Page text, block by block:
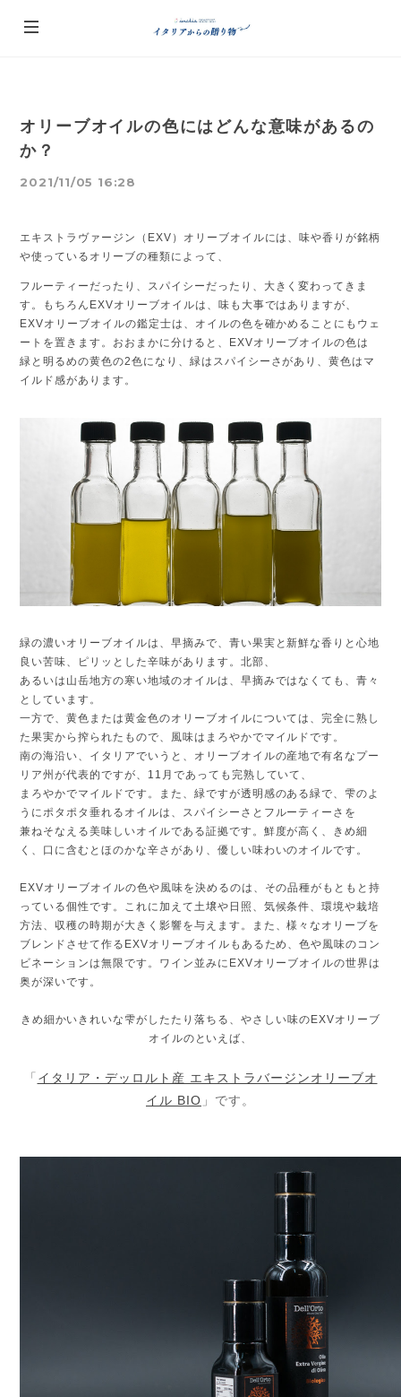
オリーブオイルの色にはどんな意味があるの
か？
2021/11/05 16:28
エキストラヴァージン（EXV）オリーブオイルには、味や香りが銘柄
や使っているオリーブの種類によって、
フルーティーだったり、スパイシーだったり、大きく変わってきま
す。もちろんEXVオリーブオイルは、味も大事ではありますが、
EXVオリーブオイルの鑑定士は、オイルの色を確かめることにもウェ
ートを置きます。おおまかに分けると、EXVオリーブオイルの色は
緑と明るめの黄色の2色になり、緑はスパイシーさがあり、黄色はマ
イルド感があります。
緑の濃いオリーブオイルは、早摘みで、青い果実と新鮮な香りと心地
良い苦味、ピリッとした辛味があります。北部、
あるいは山岳地方の寒い地域のオイルは、早摘みではなくても、青々
としています。
一方で、黄色または黄金色のオリーブオイルについては、完全に熟し
た果実から搾られたもので、風味はまろやかでマイルドです。
南の海沿い、イタリアでいうと、オリーブオイルの産地で有名なプー
リア州が代表的ですが、11月であっても完熟していて、
まろやかでマイルドです。また、緑ですが透明感のある緑で、雫のよ
うにポタポタ垂れるオイルは、スパイシーさとフルーティーさを
兼ねそなえる美味しいオイルである証拠です。鮮度が高く、きめ細
く、口に含むとほのかな辛さがあり、優しい味わいのオイルです。
EXVオリーブオイルの色や風味を決めるのは、その品種がもともと持
っている個性です。これに加えて土壌や日照、気候条件、環境や栽培
方法、収穫の時期が大きく影響を与えます。また、様々なオリーブを
ブレンドさせて作るEXVオリーブオイルもあるため、色や風味のコン
ビネーションは無限です。ワイン並みにEXVオリーブオイルの世界は
奥が深いです。
きめ細かいきれいな雫がしたたり落ちる、やさしい味のEXVオリーブ
オイルのといえば、
「イタリア・デッロルト産 エキストラバージンオリーブオ
イル BIO 」です。